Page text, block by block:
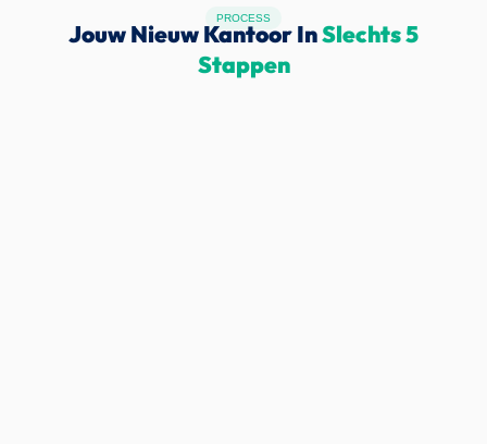
PROCESS
Jouw Nieuw Kantoor InSlechts 5
Stappen